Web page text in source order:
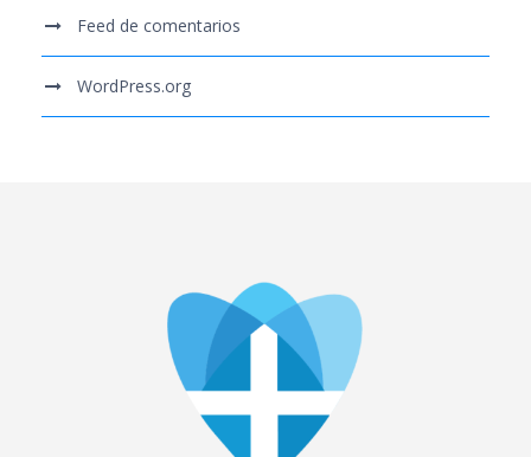
Feed de comentarios
WordPress.org